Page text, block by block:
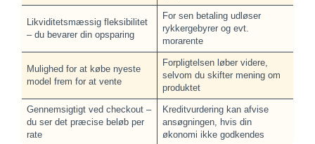
Likviditetsmæssig fleksibilitet
– du bevarer din opsparing
For sen betaling udløser
rykkergebyrer og evt.
morarente
Mulighed for at købe nyeste
model frem for at vente
Forpligtelsen løber videre,
selvom du skifter mening om
produktet
Gennemsigtigt ved checkout –
du ser det præcise beløb per
rate
Kreditvurdering kan afvise
ansøgningen, hvis din
økonomi ikke godkendes